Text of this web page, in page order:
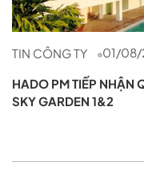
TIN CÔNG TY 01/08/
HADO PM TIẾP NHẬN
SKY GARDEN 1&2